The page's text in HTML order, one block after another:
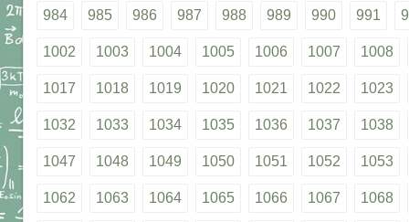
984 985 986 987 988 989 990 991
1002 1003 1004 1005 1006 1007 1008
1017 1018 1019 1020 1021 1022 1023
1032 1033 1034 1035 1036 1037 1038
1047 1048 1049 1050 1051 1052 1053
1062 1063 1064 1065 1066 1067 1068